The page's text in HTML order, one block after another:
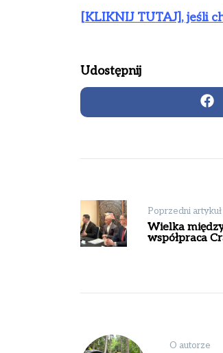
[KLIKNIJ TUTAJ], jeśli
Udostępnij
Nawigacja
wpisu
Poprzedni artykuł
Wielka
współpraca
O autorze